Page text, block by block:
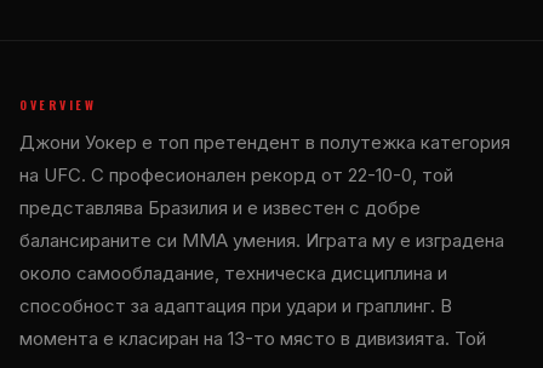
OVERVIEW
Джони Уокер е топ претендент в полутежка категория
на UFC. С професионален рекорд от 22-10-0, той
представлява Бразилия и е известен с добре
балансираните си MMA умения. Играта му е изградена
около самообладание, техническа дисциплина и
способност за адаптация при удари и граплинг. В
момента е класиран на 13-то място в дивизията. Той